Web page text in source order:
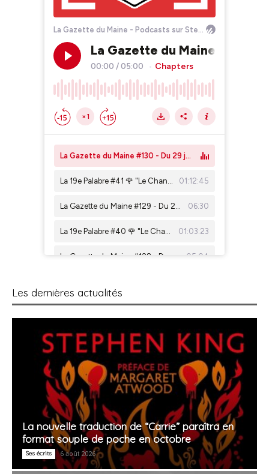
Les dernières actualités
La nouvelle traduction de “Carrie” paraîtra en
format souple de poche en octobre
Ses écrits 6 août 2026